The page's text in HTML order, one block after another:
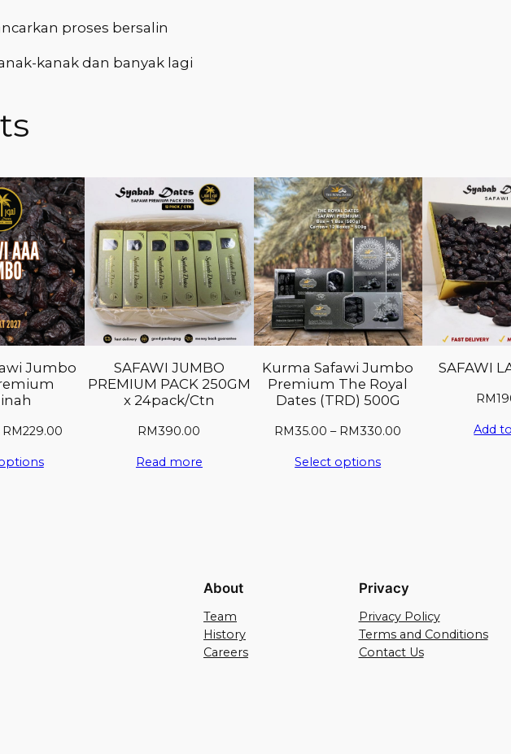
proses bersalin
kanak dan banyak lagi
Jumbo
RM229.00
SAFAWI JUMBO
PREMIUM PACK 250GM
x 24pack/Ctn
RM390.00
Read more
Kurma Safawi Jumbo
Premium The Royal
Dates (TRD) 500G
RM35.00 – RM330.00
Select options
SAFAWI
RM
Add
About
Team
History
Careers
Privacy
Privacy Policy
Terms and Conditions
Contact Us